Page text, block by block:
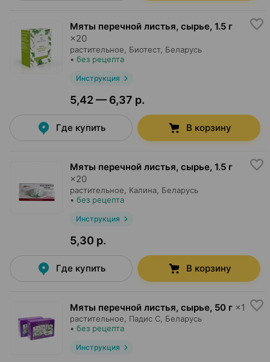
Мяты перечной листья, сырье, 1.5 г
×20
растительное, Биотест, Беларусь
• без рецепта
Инструкция
5,42 — 6,37 р.
Где купить В корзину
Мяты перечной листья, сырье, 1.5 г
×20
растительное, Калина , Беларусь
• без рецепта
Инструкция
5,30 р.
Где купить В корзину
Мяты перечной листья, сырье, 50 г ×1
растительное, Падис С , Беларусь
• без рецепта
Инструкция